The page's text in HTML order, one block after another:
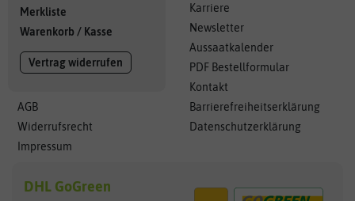
Merkliste
Warenkorb / Kasse
Vertrag widerrufen
AGB
Widerrufsrecht
Impressum
Karriere
Newsletter
Aussaatkalender
PDF Bestellformular
Kontakt
Barrierefreiheitserklärung
Datenschutzerklärung
DHL GoGreen